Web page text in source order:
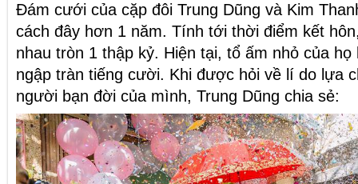
Đám cưới của cặp đôi Trung Dũng và Kim
cách đây hơn 1 năm. Tính tới thời điểm kết
nhau tròn 1 thập kỷ. Hiện tại, tổ ấm nhỏ của họ
ngập tràn tiếng cười. Khi được hỏi về lí do lựa
người bạn đời của mình, Trung Dũng chia sẻ: